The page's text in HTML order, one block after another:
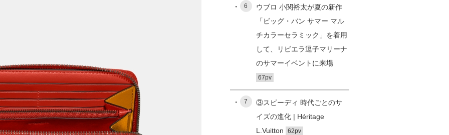
6
ウブロ 小関裕太が夏の新作
「ビッグ・バン サマー マル
チカラーセラミック」を着用
して、リビエラ逗子マリーナ
のサマーイベントに来場
67pv
7
③スピーディ 時代ごとのサ
イズの進化 | Héritage
L.Vuitton
62pv